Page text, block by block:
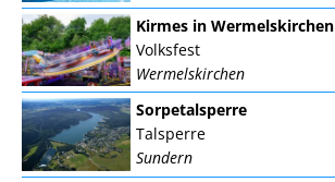
Kirmes in Wermelskirchen
Volksfest
Wermelskirchen
Sorpetalsperre
Talsperre
Sundern